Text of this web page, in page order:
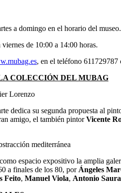
a domingo en el horario del museo.
de 10:00 a 14:00 horas.
, en el teléfono
COLECCIÓN DEL MUBAG
Lorenzo
su segunda propuesta al
amigo, el también pintorVicente
mediterránea
expositivo la amplia
a finales de los 80, por Ángeles
Feito, Manuel Viola, Antonio Saura